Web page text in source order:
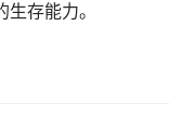
存能力。